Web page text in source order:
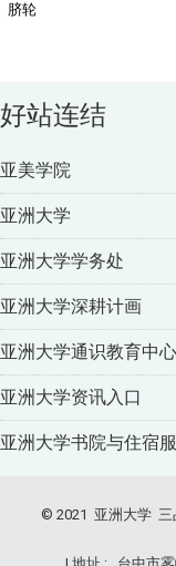
脐轮
好站连结
亚美学院
亚洲大学
亚洲大学学务处
亚洲大学深耕计画
亚洲大学通识教育中心
亚洲大学资讯入口
亚洲大学书院与住宿
© 2021 亚洲大学 三